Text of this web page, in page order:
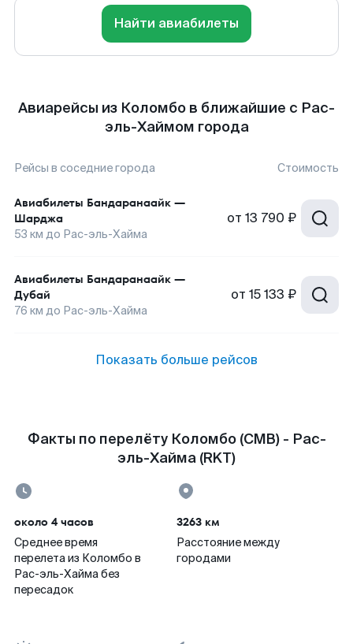
Найти авиабилеты
Авиарейсы из Коломбо в ближайшие с Рас-
эль-Хаймом города
Рейсы в соседние города Стоимость
Авиабилеты Бандаранаайк —
Шарджа
53 км до Рас-эль-Хайма
от 13 790 ₽
Авиабилеты Бандаранаайк —
Дубай
76 км до Рас-эль-Хайма
от 15 133 ₽
Показать больше рейсов
Факты по перелёту Коломбо (CMB) - Рас-
эль-Хайма (RKT)
около 4 часов
Среднее время
перелета из Коломбо в
Рас-эль-Хайма без
пересадок
3263 км
Расстояние между
городами